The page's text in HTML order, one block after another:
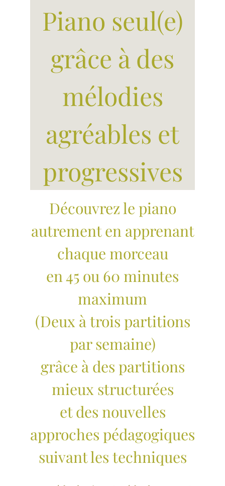
Piano seul(e)
grâce à des
mélodies
agréables et
progressives
Découvrez le piano
autrement en apprenant
chaque morceau
en 45 ou 60 minutes
maximum
(Deux à trois partitions
par semaine)
grâce à des partitions
mieux structurées
et des nouvelles
approches pédagogiques
suivant les techniques